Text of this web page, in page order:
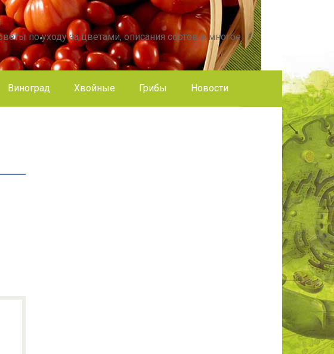
по уходу за цветами, описания сортов и многое
Виноград Хвойные Грибы Новости